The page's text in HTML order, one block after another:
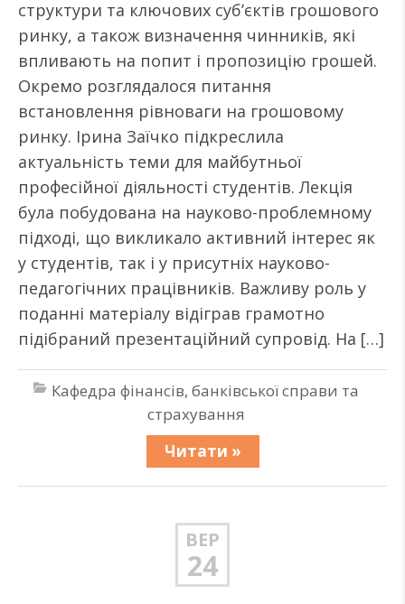
структури та ключових суб’єктів грошового
ринку, а також визначення чинників, які
впливають на попит і пропозицію грошей.
Окремо розглядалося питання
встановлення рівноваги на грошовому
ринку. Ірина Заїчко підкреслила
актуальність теми для майбутньої
професійної діяльності студентів. Лекція
була побудована на науково-проблемному
підході, що викликало активний інтерес як
у студентів, так і у присутніх науково-
педагогічних працівників. Важливу роль у
поданні матеріалу відіграв грамотно
підібраний презентаційний супровід. На […]
Кафедра фінансів, банківської справи та
страхування
Читати »
ВЕР
24